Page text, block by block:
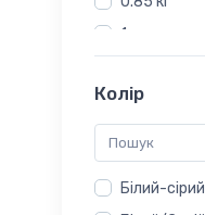
1 кг
Колір
Білий-сірий